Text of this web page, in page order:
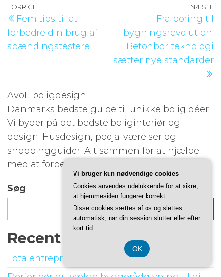
Indlægsnavigation
Forrige
indlæg
FORRIGE
Fem tips til at
forbedre din brug af
spændingstestere
NÆSTE
Fra boring til
bygningsrevolution:
Betonbor teknologi
sætter nye standarder
AvoE boligdesign
Danmarks bedste guide til unikke boligidéer
Vi byder på det bedste boliginteriør og
design. Husdesign, pooja-værelser og
shoppingguider. Alt sammen for at hjælpe
med at forbedre, hvordan dit hjem ville se ud.
Søg
Recent Posts
Totalentreprise på badeværelser
Vi bruger kun nødvendige cookies
Cookies anvendes udelukkende for at sikre,
at hjemmesiden fungerer korrekt.
Disse cookies sættes af os og slettes
automatisk, når din session slutter eller efter
kort tid.
OK